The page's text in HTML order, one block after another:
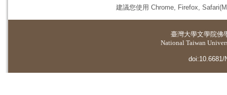
建議您使用 Chrome, Firefox,
臺灣大學文學院佛
National Taiwan
doi:10.6681/